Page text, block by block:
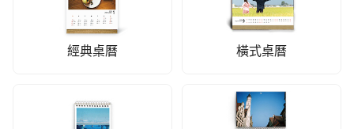
經典桌曆 橫式桌曆